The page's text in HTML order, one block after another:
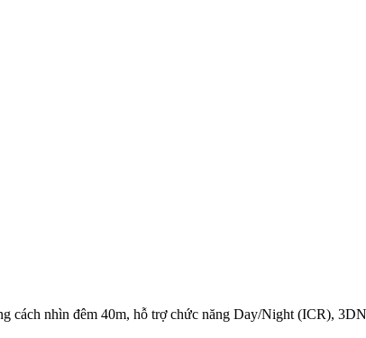
cách nhìn đêm 40m, hỗ trợ chức năng Day/Night (ICR),